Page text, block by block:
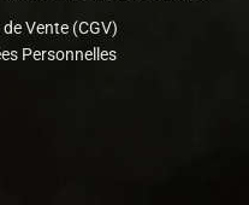
Vente (CGV)
Personnelles